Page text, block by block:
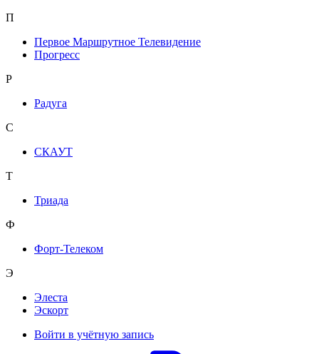
П
Первое Маршрутное Телевидение
Прогресс
Р
Радуга
С
СКАУТ
Т
Триада
Ф
Форт-Телеком
Э
Элеста
Эскорт
Войти в учётную запись